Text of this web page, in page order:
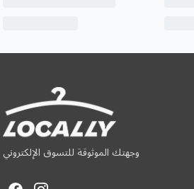
وجهتك الموثوقة للتسوق الإلكتروني